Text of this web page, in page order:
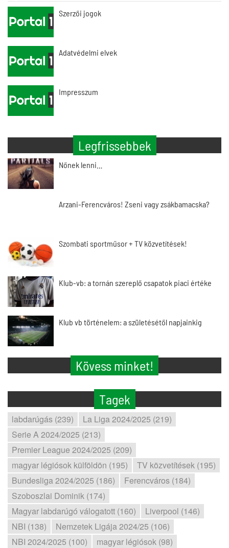
Szerzői jogok
Adatvédelmi elvek
Impresszum
Legfrissebbek
Nőnek lenni…
Arzani-Ferencváros! Zseni vagy zsákbamacska?
Szombati sportműsor + TV közvetítések!
Klub-vb: a tornán szereplő csapatok piaci értéke
Klub vb történelem: a születésétől napjainkig
Kövess minket!
Tagek
labdarúgás (239)
La Liga 2024/2025 (219)
Serie A 2024/2025 (213)
Premier League 2024/2025 (209)
magyar légiósok külföldön (195)
TV közvetítések (195)
Bundesliga 2024/2025 (186)
Ferencváros (184)
Szoboszlai Dominik (174)
Magyar labdarúgó válogatott (160)
Liverpool (146)
NBI (138)
Nemzetek Ligája 2024/25 (106)
NBI 2024/2025 (100)
magyar légiósok (98)